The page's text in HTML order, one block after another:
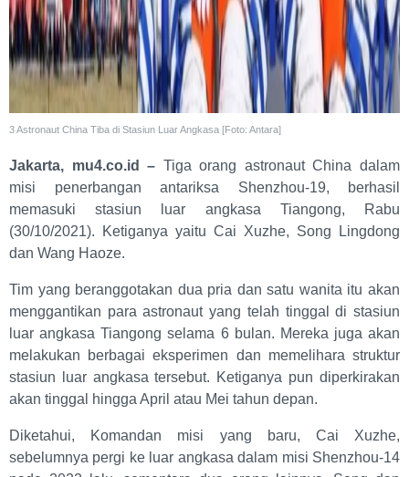
3 Astronaut China Tiba di Stasiun Luar Angkasa [Foto: Antara]
Jakarta, mu4.co.id – Tiga orang astronaut China dalam
misi penerbangan antariksa Shenzhou-19, berhasil
memasuki stasiun luar angkasa Tiangong, Rabu
(30/10/2021). Ketiganya yaitu Cai Xuzhe, Song Lingdong
dan Wang Haoze.
Tim yang beranggotakan dua pria dan satu wanita itu akan
menggantikan para astronaut yang telah tinggal di stasiun
luar angkasa Tiangong selama 6 bulan. Mereka juga akan
melakukan berbagai eksperimen dan memelihara struktur
stasiun luar angkasa tersebut. Ketiganya pun diperkirakan
akan tinggal hingga April atau Mei tahun depan.
Diketahui, Komandan misi yang baru, Cai Xuzhe,
sebelumnya pergi ke luar angkasa dalam misi Shenzhou-14